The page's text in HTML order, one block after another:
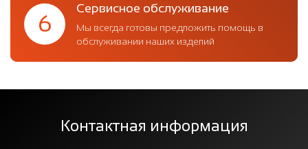
6
Сервисное обслуживание
Мы всегда готовы предложить помощь в
обслуживании наших изделий
Контактная информация